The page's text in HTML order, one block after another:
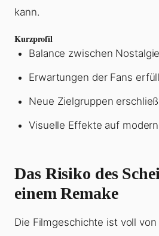
kann.
Kurzprofil
Balance zwischen
Erwartungen der Fans
Neue Zielgruppen
Visuelle Effekte auf
Das Risiko des
einem Remake
Die Filmgeschichte ist voll